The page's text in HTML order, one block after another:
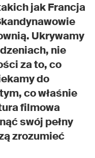
jak Francja
Ukrywamy
nie
za to, co
do
co właśnie
filmowa
swój pełny
zrozumieć